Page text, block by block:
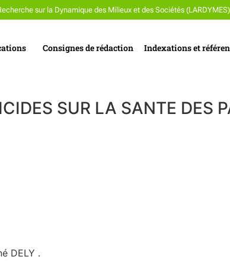
sur la Dynamique des Milieux et des Sociétés (LARDYMES)
Consignes de rédaction Indexations et
SUR LA SANTE DES
DELY .